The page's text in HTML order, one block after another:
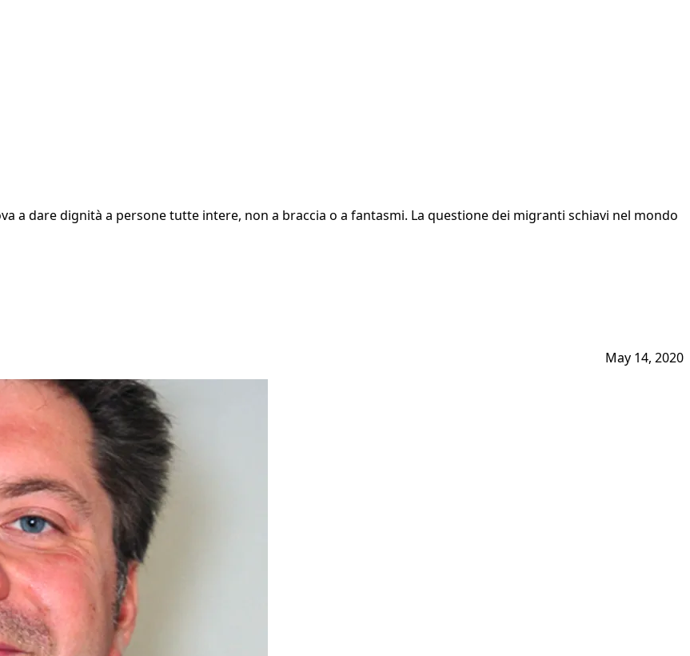
a dare dignità a persone tutte intere, non a braccia o a fantasmi. La questione dei migranti schiavi nel mondo
May 14, 2020